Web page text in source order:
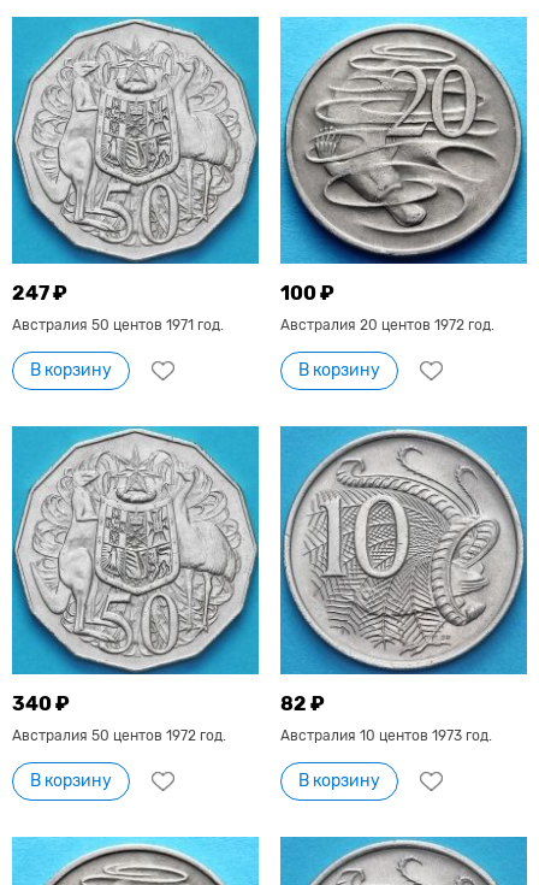
247 ₽
Австралия 50 центов 1971 год.
В корзину
100 ₽
Австралия 20 центов 1972 год.
В корзину
340 ₽
Австралия 50 центов 1972 год.
В корзину
82 ₽
Австралия 10 центов 1973 год.
В корзину